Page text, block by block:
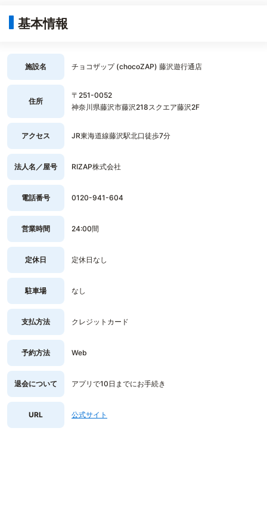
基本情報
施設名 チョコザップ (chocoZAP) 藤沢遊行通店
住所
〒251-0052
神奈川県藤沢市藤沢218スクエア藤沢2F
アクセス JR東海道線藤沢駅北口徒歩7分
法人名／屋号 RIZAP株式会社
電話番号 0120-941-604
営業時間 24:00間
定休日 定休日なし
駐車場 なし
支払方法 クレジットカード
予約方法 Web
退会について アプリで10日までにお手続き
URL 公式サイト